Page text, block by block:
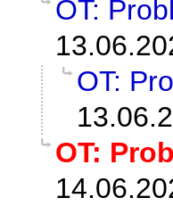
OT:
OT:
OT: